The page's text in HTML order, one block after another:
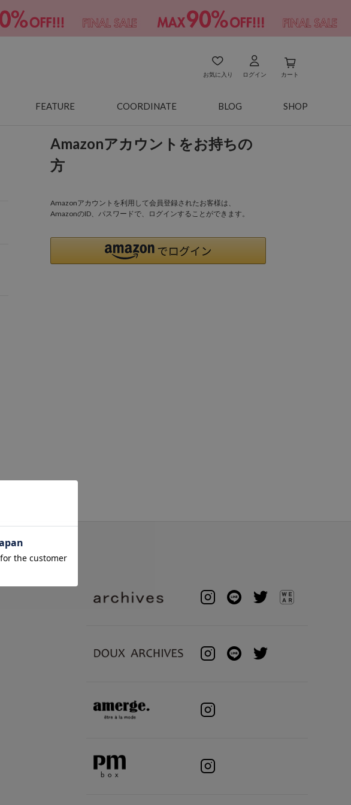
お気に入り ログイン カート
FEATURE COORDINATE BLOG SHOP
Amazonアカウントをお持ちの
方
Amazonアカウントを利用して会員登録されたお客様は、
AmazonのID、パスワードで、ログインすることができます。